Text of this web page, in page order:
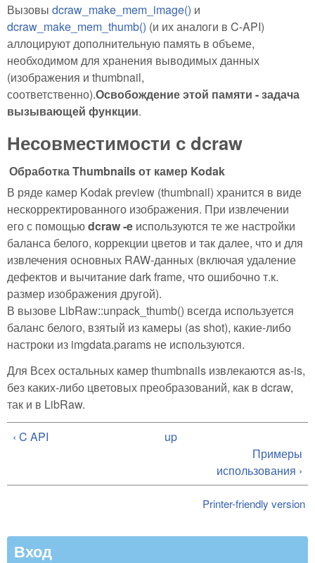
Вызовы dcraw_make_mem_image() и
dcraw_make_mem_thumb() (и их аналоги в C-API)
аллоцируют дополнительную память в объеме,
необходимом для хранения выводимых данных
(изображения и thumbnail,
соответственно).Освобождение этой памяти - задача
вызывающей функции.
Несовместимости с dcraw
Обработка Thumbnails от камер Kodak
В ряде камер Kodak preview (thumbnail) хранится в виде
нескорректированного изображения. При извлечении
его с помощьюdcraw -e используются те же настройки
баланса белого, коррекции цветов и так далее, что и для
извлечения основных RAW-данных (включая удаление
дефектов и вычитание dark frame, что ошибочно т.к.
размер изображения другой).
В вызове LibRaw::unpack_thumb() всегда используется
баланс белого, взятый из камеры (as shot), какие-либо
настроки из imgdata.params не используются.
Для Всех остальных камер thumbnails извлекаются as-is,
без каких-либо цветовых преобразований, как в dcraw,
так и в LibRaw.
‹ C API
up
Примеры
использования ›
Printer-friendly version
Вход